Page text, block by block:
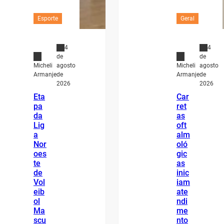
Esporte
Micheli
Armanje
4
de
agosto
de
2026
Eta
pa
da
Lig
a
Nor
oes
te
de
Vol
eib
ol
Ma
scu
Geral
Micheli
Armanje
4
de
agosto
de
2026
Car
ret
as
oft
alm
oló
gic
as
inic
iam
ate
ndi
me
nto